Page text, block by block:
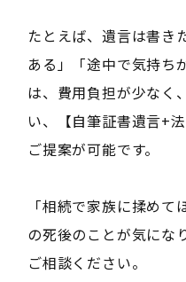
たとえば、遺言は書き
ある」「途中で気持ち
は、費用負担が少なく
い、【自筆証書遺言+
ご提案が可能です。
「相続で家族に揉め
の死後のことが気にな
ご相談ください。